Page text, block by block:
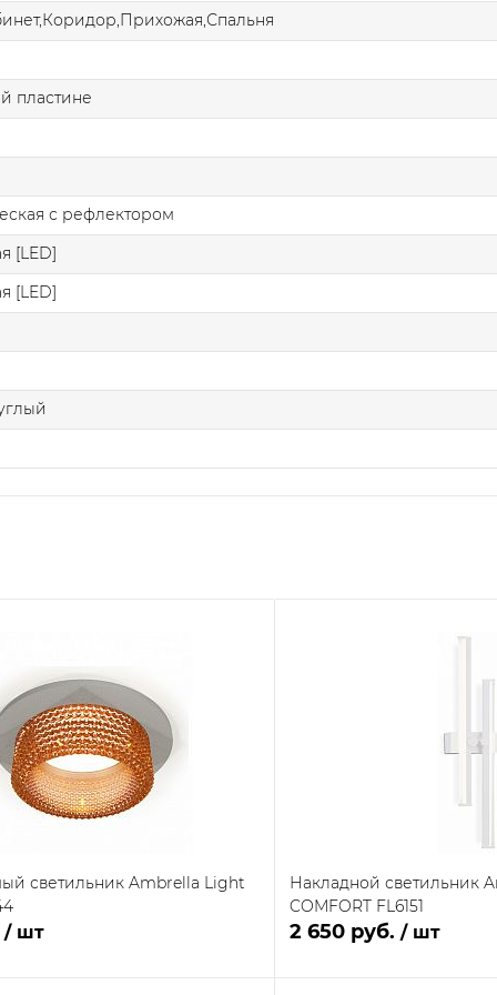
пластине
с рефлектором
[LED]
[LED]
светильник Ambrella Light
/ шт
Накладной светильник
COMFORT FL6151
2 650 руб. / шт